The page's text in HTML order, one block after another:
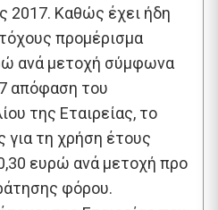
2017. Καθώς έχει ήδη
προμέρισμα
ανά μετοχή σύμφωνα
απόφαση του
της Εταιρείας, το
για τη χρήση έτους
ευρώ ανά μετοχή προ
φόρου.